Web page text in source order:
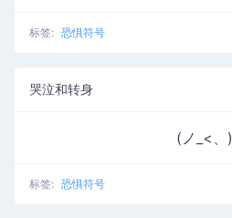
标签: 恐惧符号
哭泣和转身
(ノ_<、)
标签: 恐惧符号